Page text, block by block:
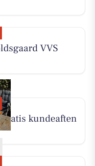
VVS
kundeaften